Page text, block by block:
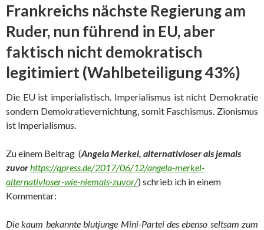
Frankreichs nächste Regierung am
Ruder, nun führend in EU, aber
faktisch nicht demokratisch
legitimiert (Wahlbeteiligung 43%)
Die EU ist imperialistisch. Imperialismus ist nicht Demokratie
sondern Demokratievernichtung, somit Faschismus. Zionismus
ist Imperialismus.
Zu einem Beitrag (Angela Merkel, alternativloser als jemals
zuvorhttps://qpress.de/2017/06/12/angela-merkel-
alternativloser-wie-niemals-zuvor/) schrieb ich in einem
Kommentar:
Die kaum bekannte blutjunge Mini-Partei des ebenso seltsam zum